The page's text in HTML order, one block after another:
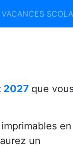
VACANCES
2027 que
en
un